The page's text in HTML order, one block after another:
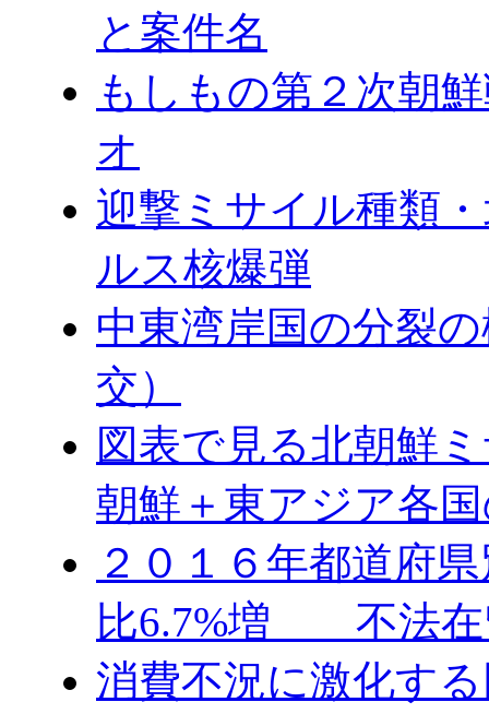
と案件名
もしもの第２次朝
オ
迎撃ミサイル種類
ルス核爆弾
中東湾岸国の分裂
交）
図表で見る北朝鮮
朝鮮＋東アジア各
２０１６年都道府
比6.7%増 不法在
消費不況に激化す